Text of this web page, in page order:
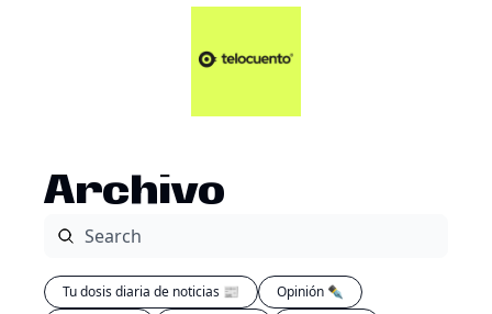
Artículos 📑
Plus 💎
Archivo
Tu dosis diaria de noticias 📰
Opinión ✒️